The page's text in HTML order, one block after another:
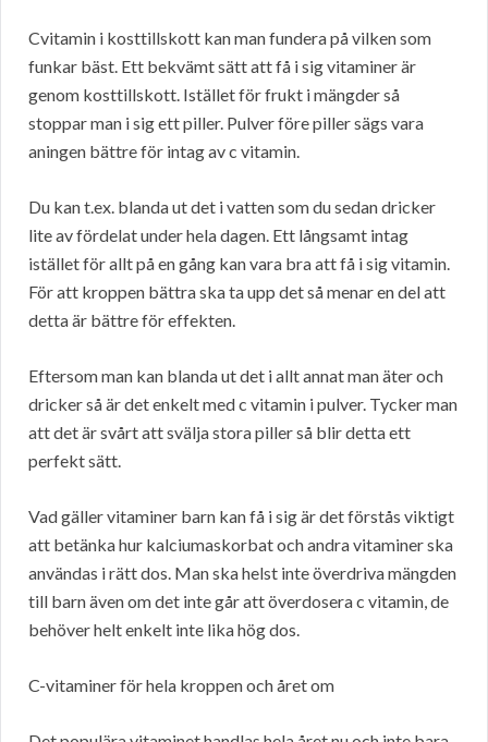
Cvitamin i kosttillskott kan man fundera på vilken som
funkar bäst. Ett bekvämt sätt att få i sig vitaminer är
genom kosttillskott. Istället för frukt i mängder så
stoppar man i sig ett piller. Pulver före piller sägs vara
aningen bättre för intag av c vitamin.
Du kan t.ex. blanda ut det i vatten som du sedan dricker
lite av fördelat under hela dagen. Ett långsamt intag
istället för allt på en gång kan vara bra att få i sig vitamin.
För att kroppen bättra ska ta upp det så menar en del att
detta är bättre för effekten.
Eftersom man kan blanda ut det i allt annat man äter och
dricker så är det enkelt med c vitamin i pulver. Tycker man
att det är svårt att svälja stora piller så blir detta ett
perfekt sätt.
Vad gäller vitaminer barn kan få i sig är det förstås viktigt
att betänka hur kalciumaskorbat och andra vitaminer ska
användas i rätt dos. Man ska helst inte överdriva mängden
till barn även om det inte går att överdosera c vitamin, de
behöver helt enkelt inte lika hög dos.
C-vitaminer för hela kroppen och året om